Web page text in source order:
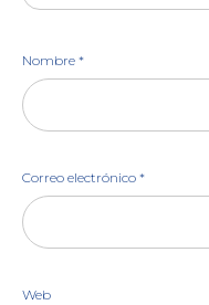
Nombre *
Correo electrónico *
Web